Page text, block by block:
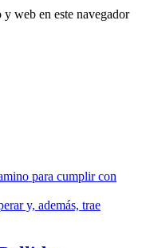
web en este navegador
para cumplir con
y, además, trae